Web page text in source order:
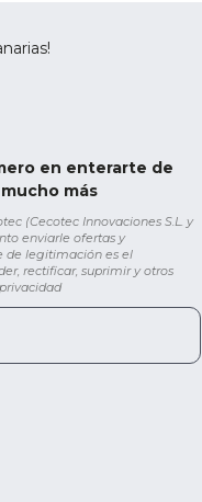
en enterarte de
más
(Cecotec Innovaciones S.L. y
enviarle ofertas y
de legitimación es el
rectificar, suprimir y otros